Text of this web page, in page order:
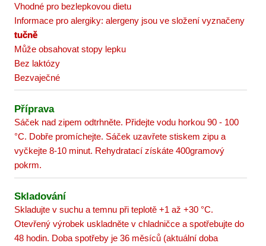
Vhodné pro bezlepkovou dietu
Informace pro alergiky: alergeny jsou ve složení vyznačeny
tučně
Může obsahovat stopy lepku
Bez laktózy
Bezvaječné
Příprava
Sáček nad zipem odtrhněte. Přidejte vodu horkou 90 - 100
°C. Dobře promíchejte. Sáček uzavřete stiskem zipu a
vyčkejte 8-10 minut. Rehydratací získáte 400gramový
pokrm.
Skladování
Skladujte v suchu a temnu při teplotě +1 až +30 °C.
Otevřený výrobek uskladněte v chladničce a spotřebujte do
48 hodin. Doba spotřeby je 36 měsíců (aktuální doba